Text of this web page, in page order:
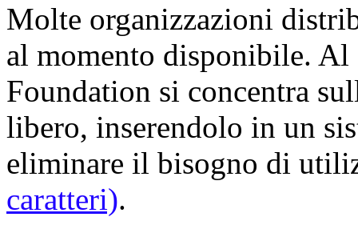
Molte organizzazioni
al momento disponibile.
Foundation si concentra
libero, inserendolo in un
eliminare il bisogno di
caratteri).